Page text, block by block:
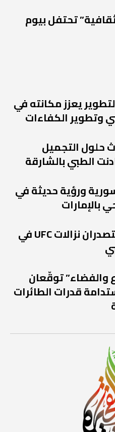
تحتفل بيوم
يعزز مكانته في
وتطوير الكفاءات
حلول التجميل
الطبي بالشارقة
ورؤية حديثة في
بالإمارات
أنكالايف وغوسكوف يتصدران نزالات UFC في
والفضاء” توقّعان
قدرات الطائرات